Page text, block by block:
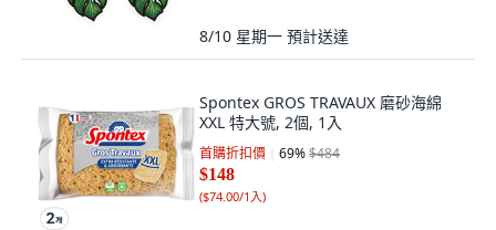
8/10 星期一 預計送達
Spontex GROS TRAVAUX 磨砂海綿
XXL 特大號, 2個, 1入
首購折扣價 69%$484
$148
($74.00/1入)